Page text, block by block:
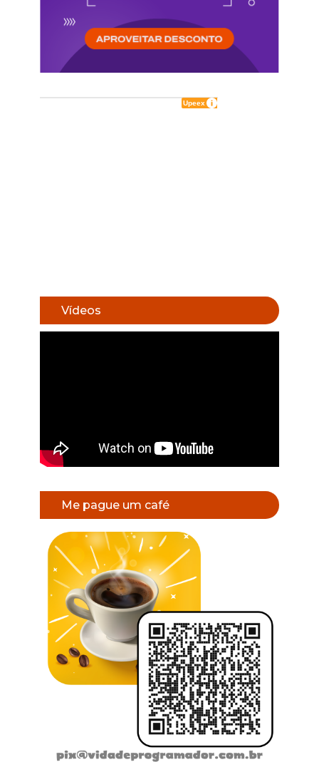
Vídeos
Me pague um café